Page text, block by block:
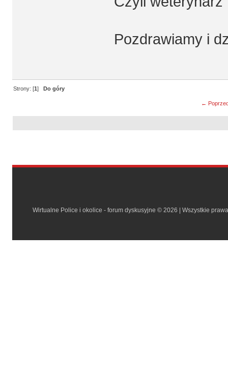
Pozdrawiamy i
Strony: [1]Do góry
←
Wirtualne Police i okolice - forum dyskusyjne © 2026 | Wszystkie